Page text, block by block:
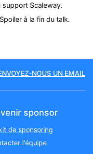
support Scaleway.
à la fin du talk.
NOUS UN EMAIL
sponsor
de sponsoring
l'équipe